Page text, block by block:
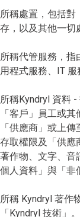
所稱處置，包括對
存，以及其他一切
所稱代管服務，指
用程式服務、IT 服
所稱Kyndryl 資料 -
「客戶」員工或
「供應商」或上
存取權限及「供應
著作物、文字、音
個人資料」與「非
所稱 Kyndryl 著作
「Kyndryl 技術」。